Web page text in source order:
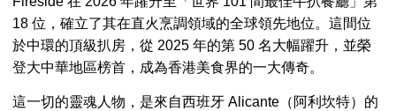
18 位，確立了其在直火烹調領域的全球領先地位。這間位
於中環的頂級扒房，從 2025 年的第 50 名大幅躍升，並榮
登大中華地區榜首，成為香港美食界的一大傳奇。
這一切的靈魂人物，是來自西班牙 Alicante（阿利坎特）的